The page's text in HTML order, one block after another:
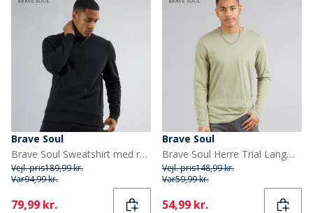
Brave Soul
Brave Soul Sweatshirt med rund hals i sort til herre
Vejl. pris189,99 kr.
Var94,99 kr.
Current
79,99 kr.
Brave Soul
Brave Soul Herre Trial Langærmet Top støvet grøn
Vejl. pris148,99 kr.
Var59,99 kr.
Current
54,99 kr.